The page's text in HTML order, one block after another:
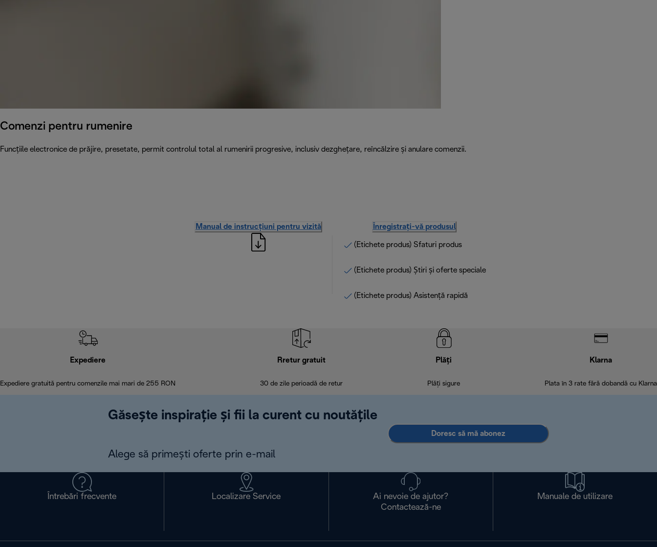
Comenzi pentru rumenire
Funcțiile electronice de prăjire, presetate, permit controlul total al rumenirii progresive, inclusiv dezghețare, reîncălzire și anulare comenzii.
Manual de instrucțiuni pentru vizită Înregistrați-vă produsul
(Etichete produs) Sfaturi produs
(Etichete produs) Știri și oferte speciale
(Etichete produs) Asistență rapidă
Expediere
Expediere gratuită pentru comenzile mai mari de 255 RON
Rretur gratuit
30 de zile perioadă de retur
Plăți
Plăți sigure
Klarna
Plata în 3 rate fără dobandă cu Klarna
Găsește inspirație și fii la curent cu noutățile
Alege să primești oferte prin e-mail
Doresc să mă abonez
Întrebări frecvente Localizare Service
Ai nevoie de ajutor?
Contactează-ne
Manuale de utilizare